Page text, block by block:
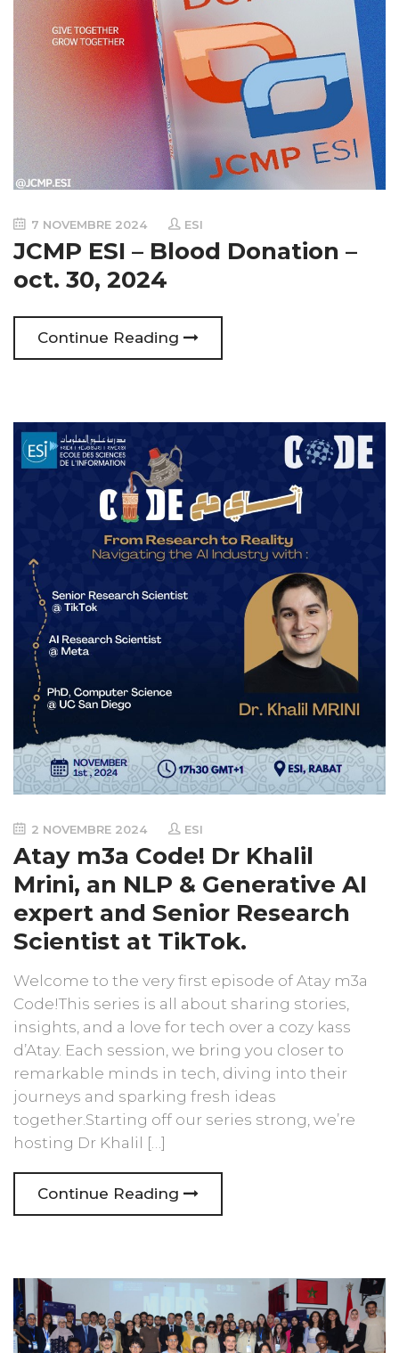
7 NOVEMBRE 2024 ESI
JCMP ESI – Blood Donation –
oct. 30, 2024
Continue Reading
2 NOVEMBRE 2024 ESI
Atay m3a Code! Dr Khalil
Mrini, an NLP & Generative AI
expert and Senior Research
Scientist at TikTok.
Welcome to the very first episode of Atay m3a
Code!This series is all about sharing stories,
insights, and a love for tech over a cozy kass
d’Atay. Each session, we bring you closer to
remarkable minds in tech, diving into their
journeys and sparking fresh ideas
together.Starting off our series strong, we’re
hosting Dr Khalil […]
Continue Reading